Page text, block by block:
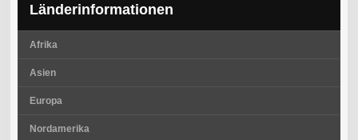
Länderinformationen
Afrika
Asien
Europa
Nordamerika